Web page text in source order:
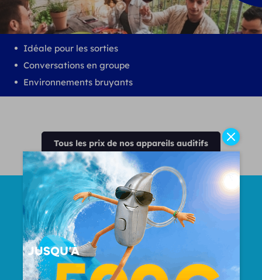
Idéale pour les sorties
Conversations en groupe
Environnements bruyants
Tous les prix de nos appareils auditifs
Nombre Total d'oreilles
appareillées
50000